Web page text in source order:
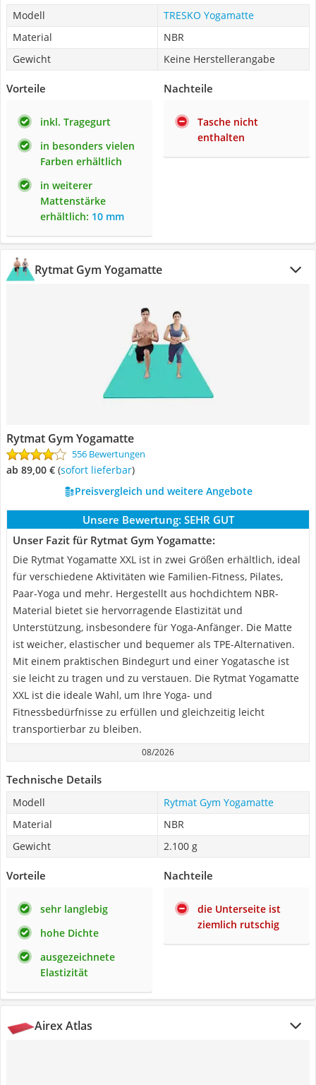
Modell
TRESKO Yogamatte
Material
NBR
Gewicht
Keine Herstellerangabe
Vorteile
inkl. Tragegurt
in besonders vielen
Farben erhältlich
in weiterer
Mattenstärke
erhältlich: 10 mm
Nachteile
Tasche nicht
enthalten
Rytmat Gym Yogamatte
Rytmat Gym Yogamatte
556 Bewertungen
ab 89,00 € ( Sofort lieferbar)
Preisvergleich und weitere Angebote
Unsere Bewertung: SEHR GUT
Unser Fazit für Rytmat Gym Yogamatte:
Die Rytmat Yogamatte XXL ist in zwei Größen erhältlich, ideal
für verschiedene Aktivitäten wie Familien-Fitness, Pilates,
Paar-Yoga und mehr. Hergestellt aus hochdichtem NBR-
Material bietet sie hervorragende Elastizität und
Unterstützung, insbesondere für Yoga-Anfänger. Die Matte
ist weicher, elastischer und bequemer als TPE-Alternativen.
Mit einem praktischen Bindegurt und einer Yogatasche ist
sie leicht zu tragen und zu verstauen. Die Rytmat Yogamatte
XXL ist die ideale Wahl, um Ihre Yoga- und
Fitnessbedürfnisse zu erfüllen und gleichzeitig leicht
transportierbar zu bleiben.
08/2026
Technische Details
Modell
Rytmat Gym Yogamatte
Material
NBR
Gewicht
2.100 g
Vorteile
sehr langlebig
hohe Dichte
ausgezeichnete
Elastizität
Nachteile
die Unterseite ist
ziemlich rutschig
Airex Atlas